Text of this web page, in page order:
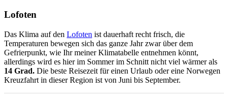
Lofoten
Das Klima auf den Lofoten ist dauerhaft recht frisch, die
Temperaturen bewegen sich das ganze Jahr zwar über dem
Gefrierpunkt, wie Ihr meiner Klimatabelle entnehmen könnt,
allerdings wird es hier im Sommer im Schnitt nicht viel wärmer als
14 Grad. Die beste Reisezeit für einen Urlaub oder eine Norwegen
Kreuzfahrt in dieser Region ist von Juni bis September.